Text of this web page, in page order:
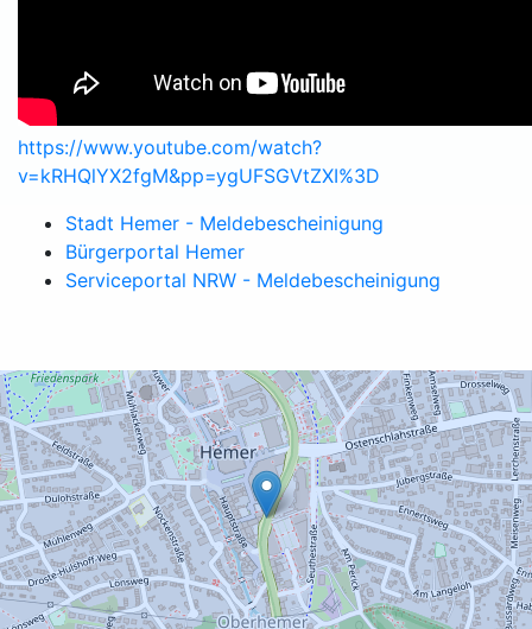
https://www.youtube.com/watch?
v=kRHQlYX2fgM&pp=ygUFSGVtZXI%3D
Stadt Hemer - Meldebescheinigung
Bürgerportal Hemer
Serviceportal NRW - Meldebescheinigung